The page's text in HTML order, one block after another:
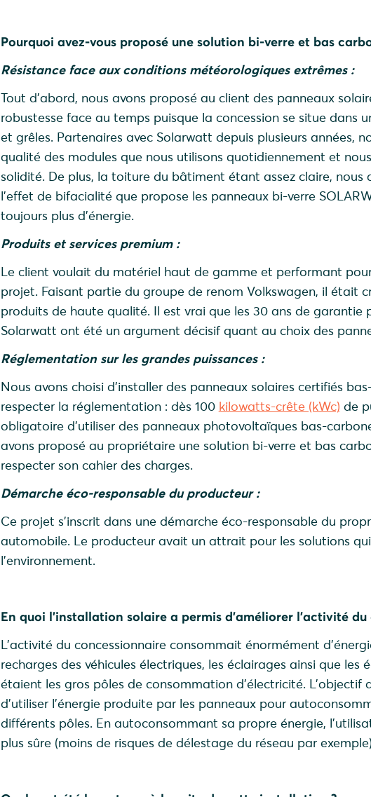
Pourquoi avez-vous proposé une solution bi-verre et bas
Résistance face aux conditions météorologiques extrêmes :
Tout d’abord, nous avons proposé au client des panneaux
robustesse face au temps puisque la concession se situe dans
et grêles. Partenaires avec Solarwatt depuis plusieurs années,
qualité des modules que nous utilisons quotidiennement et
solidité. De plus, la toiture du bâtiment étant assez claire, nous
l’effet de bifacialité que propose les panneaux bi-verre
toujours plus d’énergie.
Produits et services premium :
Le client voulait du matériel haut de gamme et performant
projet. Faisant partie du groupe de renom Volkswagen, il était
produits de haute qualité. Il est vrai que les 30 ans de garantie
Solarwatt ont été un argument décisif quant au choix des
Réglementation sur les grandes puissances :
Nous avons choisi d’installer des panneaux solaires certifiés
respecter la réglementation : dès 100 kilowatts-crête (kWc) de
obligatoire d’utiliser des panneaux photovoltaïques bas-
avons proposé au propriétaire une solution bi-verre et bas
respecter son cahier des charges.
Démarche éco-responsable du producteur :
Ce projet s’inscrit dans une démarche éco-responsable du
automobile. Le producteur avait un attrait pour les solutions
l'environnement.
En quoi l’installation solaire a permis d’améliorer l’activité
L’activité du concessionnaire consommait énormément
recharges des véhicules électriques, les éclairages ainsi que les
étaient les gros pôles de consommation d’électricité. L’objectif
d’utiliser l’énergie produite par les panneaux pour
différents pôles. En autoconsommant sa propre énergie,
plus sûre (moins de risques de délestage du réseau par